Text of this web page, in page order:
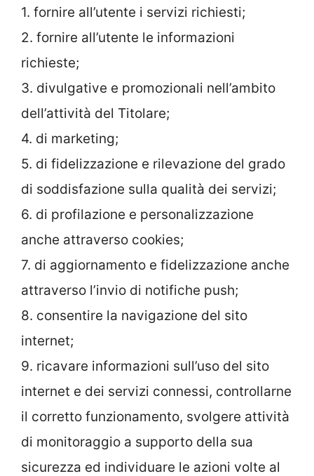
1. fornire all’utente i servizi richiesti;
2. fornire all’utente le informazioni
richieste;
3. divulgative e promozionali nell’ambito
dell’attività del Titolare;
4. di marketing;
5. di fidelizzazione e rilevazione del grado
di soddisfazione sulla qualità dei servizi;
6. di profilazione e personalizzazione
anche attraverso cookies;
7. di aggiornamento e fidelizzazione anche
attraverso l’invio di notifiche push;
8. consentire la navigazione del sito
internet;
9. ricavare informazioni sull’uso del sito
internet e dei servizi connessi, controllarne
il corretto funzionamento, svolgere attività
di monitoraggio a supporto della sua
sicurezza ed individuare le azioni volte al